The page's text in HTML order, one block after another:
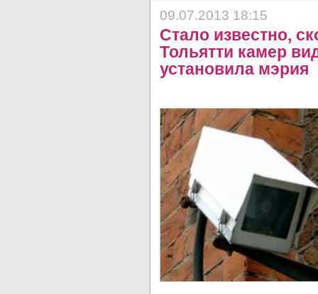
09.07.2013 18:15
Стало известно,
Тольятти камер
установила мэрия